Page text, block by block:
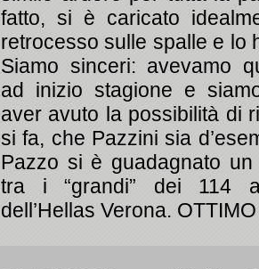
fatto, si è caricato
retrocesso sulle spalle e lo
Siamo sinceri: avevamo
ad inizio stagione e
aver avuto la possibilità di
si fa, che Pazzini sia
Pazzo si è guadagnato un
tra i “grandi” dei 114
dell’Hellas Verona. OTTIMO